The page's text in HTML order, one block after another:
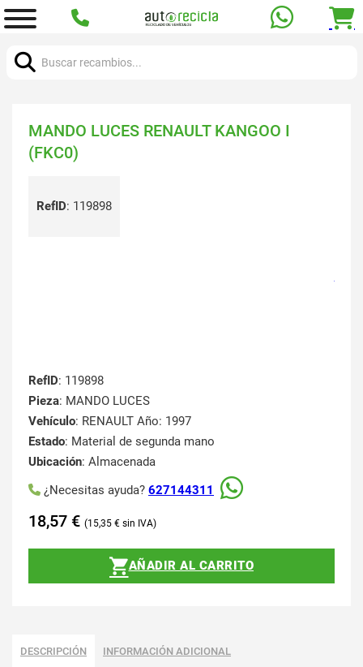
MANDO LUCES RENAULT KANGOO I
(FKC0)
RefID: 119898
RefID: 119898
Pieza: MANDO LUCES
Vehículo: RENAULT Año: 1997
Estado: Material de segunda mano
Ubicación: Almacenada
¿Necesitas ayuda? 627144311
18,57 € 15,35 €
AÑADIR AL CARRITO
DESCRIPCIÓN INFORMACIÓN ADICIONAL